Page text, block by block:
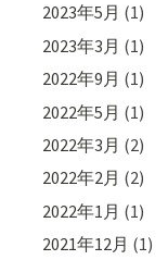
2023年5月 (1)
2023年3月 (1)
2022年9月 (1)
2022年5月 (1)
2022年3月 (2)
2022年2月 (2)
2022年1月 (1)
2021年12月 (1)